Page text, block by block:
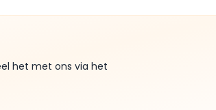
het met ons via het